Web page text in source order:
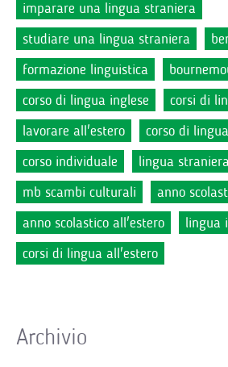
imparare una lingua straniera
studiare una lingua straniera
formazione linguistica
corso di lingua inglese
corsi di
lavorare all'estero
corso di lingua
corso individuale
lingua straniera
mb scambi culturali
anno
anno scolastico all'estero
lingua
corsi di lingua all'estero
Archivio